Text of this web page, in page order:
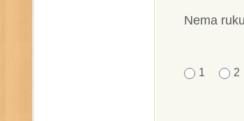
Nema
1 2